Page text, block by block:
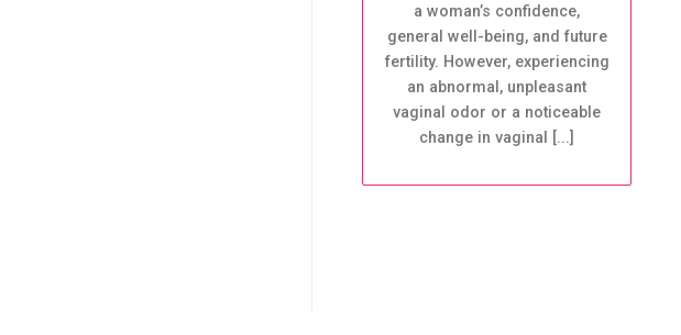
a woman’s confidence,
general well-being, and future
fertility. However, experiencing
an abnormal, unpleasant
vaginal odor or a noticeable
change in vaginal [...]